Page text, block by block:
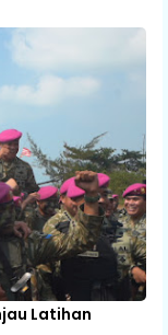
Latihan